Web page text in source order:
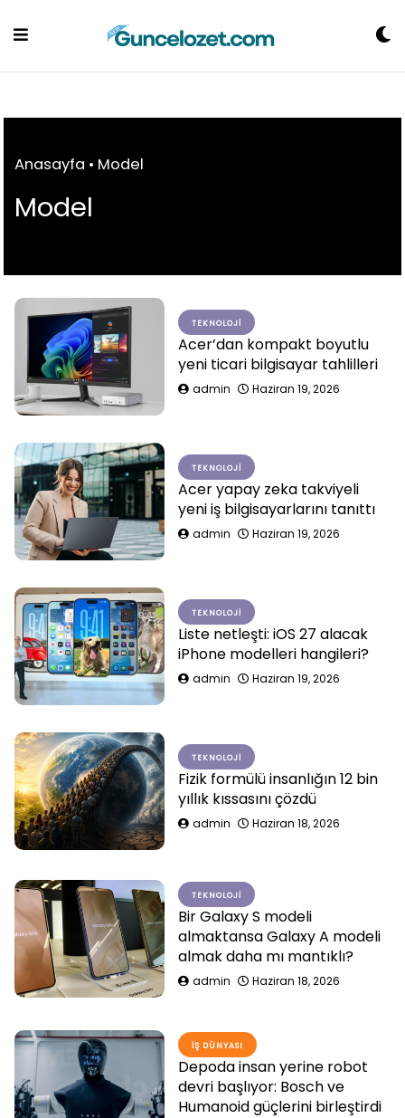
Anasayfa • Model
Model
TEKNOLOJI
Acer’dan kompakt boyutlu
yeni ticari bilgisayar tahlilleri
admin Haziran 19, 2026
TEKNOLOJI
Acer yapay zeka takviyeli
yeni iş bilgisayarlarını tanıttı
admin Haziran 19, 2026
TEKNOLOJI
Liste netleşti: iOS 27 alacak
iPhone modelleri hangileri?
admin Haziran 19, 2026
TEKNOLOJI
Fizik formülü insanlığın 12 bin
yıllık kıssasını çözdü
admin Haziran 18, 2026
TEKNOLOJI
Bir Galaxy S modeli
almaktansa Galaxy A modeli
almak daha mı mantıklı?
admin Haziran 18, 2026
İŞ DÜNYASI
Depoda insan yerine robot
devri başlıyor: Bosch ve
Humanoid güçlerini birleştirdi